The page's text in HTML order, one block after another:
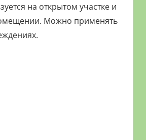
на открытом участке и
Можно применять